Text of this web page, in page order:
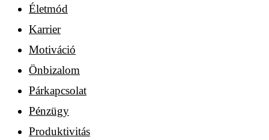
Életmód
Karrier
Motiváció
Önbizalom
Párkapcsolat
Pénzügy
Produktivitás